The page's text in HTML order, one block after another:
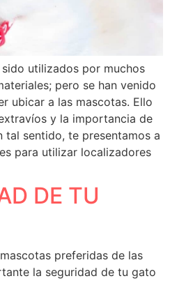
utilizados por muchos
pero se han venido
ubicar a las mascotas. Ello
y la importancia de
tal sentido, te presentamos a
para utilizar localizadores
DE TU
preferidas de las
la seguridad de tu gato